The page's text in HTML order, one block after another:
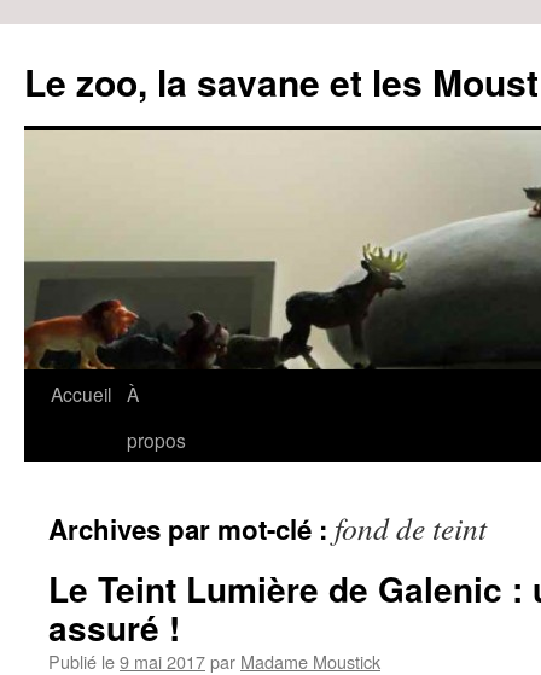
Le zoo, la savane et les
Aller
Accueil À
propos
Archives par mot-clé : fond de teint
Le Teint Lumière de Galenic
assuré !
Publié le9 mai 2017par Madame Moustick